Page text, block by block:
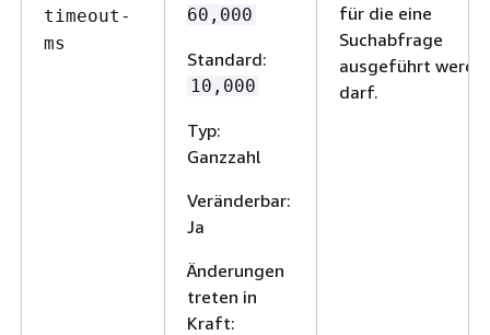
timeout-
ms
60,000
Standard:
10,000
Typ:
Ganzzahl
Veränderbar:
Ja
Änderungen
treten in
Kraft:
für die eine
Suchabfrage
ausgeführt
darf.